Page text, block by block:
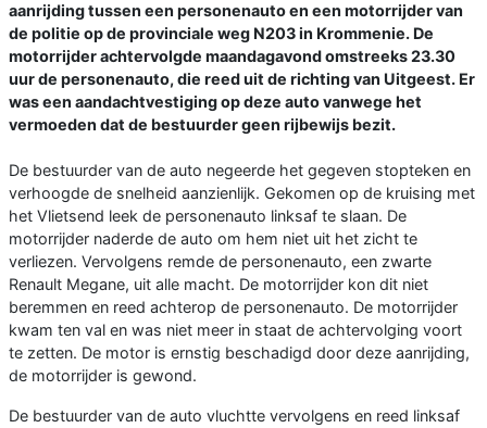
aanrijding tussen een personenauto en een motorrijder van
de politie op de provinciale weg N203 in Krommenie. De
motorrijder achtervolgde maandagavond omstreeks 23.30
uur de personenauto, die reed uit de richting van Uitgeest. Er
was een aandachtvestiging op deze auto vanwege het
vermoeden dat de bestuurder geen rijbewijs bezit.
De bestuurder van de auto negeerde het gegeven stopteken en
verhoogde de snelheid aanzienlijk. Gekomen op de kruising met
het Vlietsend leek de personenauto linksaf te slaan. De
motorrijder naderde de auto om hem niet uit het zicht te
verliezen. Vervolgens remde de personenauto, een zwarte
Renault Megane, uit alle macht. De motorrijder kon dit niet
beremmen en reed achterop de personenauto. De motorrijder
kwam ten val en was niet meer in staat de achtervolging voort
te zetten. De motor is ernstig beschadigd door deze aanrijding,
de motorrijder is gewond.
De bestuurder van de auto vluchtte vervolgens en reed linksaf